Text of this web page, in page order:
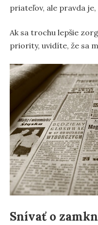
priateľov, ale pravda je,
Ak sa trochu lepšie
priority, uvidíte, že sa
Snívať o